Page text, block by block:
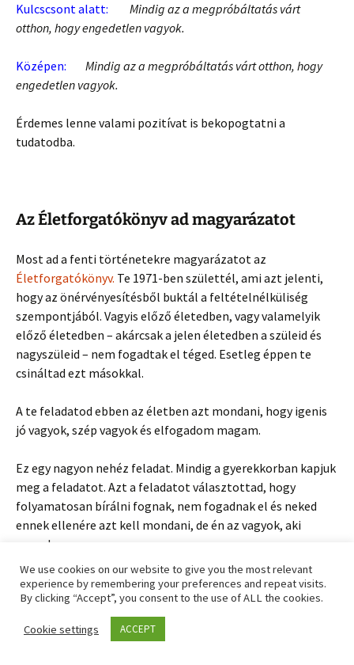
Kulcscsont alatt:
Mindig az a megpróbáltatás várt
otthon, hogy engedetlen vagyok.
Középen:
Mindig az a megpróbáltatás várt otthon, hogy
engedetlen vagyok.
Érdemes lenne valami pozitívat is bekopogtatni a
tudatodba.
Az Életforgatókönyv ad magyarázatot
Most ad a fenti történetekre magyarázatot az
Életforgatókönyv. Te 1971-ben születtél, ami azt jelenti,
hogy az önérvényesítésből buktál a feltételnélküliség
szempontjából. Vagyis előző életedben, vagy valamelyik
előző életedben – akárcsak a jelen életedben a szüleid és
nagyszüleid – nem fogadtak el téged. Esetleg éppen te
csináltad ezt másokkal.
A te feladatod ebben az életben azt mondani, hogy igenis
jó vagyok, szép vagyok és elfogadom magam.
Ez egy nagyon nehéz feladat. Mindig a gyerekkorban kapjuk
meg a feladatot. Azt a feladatot választottad, hogy
folyamatosan bírálni fognak, nem fogadnak el és neked
ennek ellenére azt kell mondani, de én az vagyok, aki
vagyok.
Pozitív kör:
We use cookies on our website to give you the most relevant
experience by remembering your preferences and repeat visits.
By clicking “Accept”, you consent to the use of ALL the cookies.
Cookie settings ACCEPT